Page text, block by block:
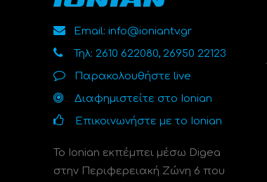
Email: info@ioniantv.gr
Τηλ: 2610 622080, 26950 22123
Παρακολουθήστε live
Διαφημιστείτε στο Ionian
Επικοινωνήστε με το Ionian
Το Ionian εκπέμπει μέσω Digea
στην Περιφερειακή Ζώνη 6 που